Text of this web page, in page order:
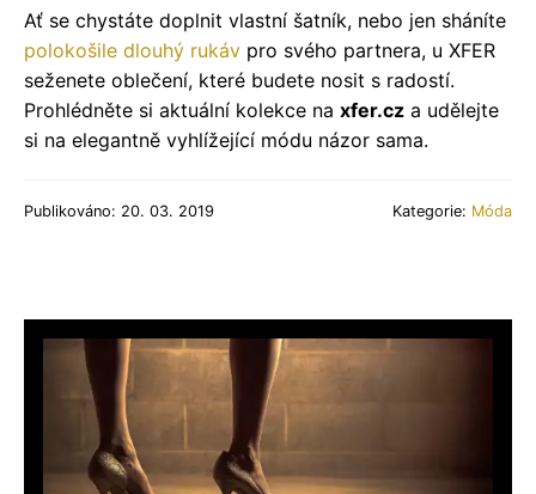
Ať se chystáte doplnit vlastní šatník, nebo jen sháníte
polokošile dlouhý rukáv pro svého partnera, u XFER
seženete oblečení, které budete nosit s radostí.
Prohlédněte si aktuální kolekce na xfer.cz a udělejte
si na elegantně vyhlížející módu názor sama.
Publikováno: 20. 03. 2019 Kategorie: Móda